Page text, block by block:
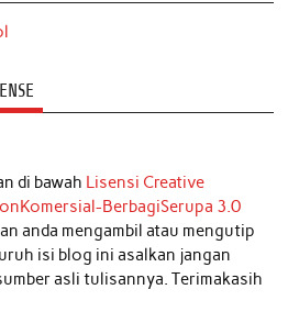
di bawah Lisensi Creative
BerbagiSerupa 3.0
anda mengambil atau mengutip
isi blog ini asalkan jangan
asli tulisannya. Terimakasih